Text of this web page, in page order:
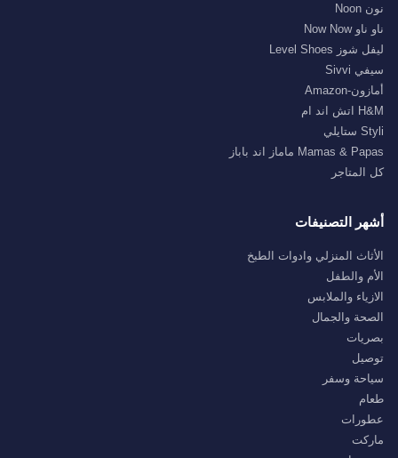
نون Noon
ناو ناو Now Now
ليفل شوز Level Shoes
سيفي Sivvi
أمازون-Amazon
H&M اتش اند ام
Styli ستايلي
Mamas & Papas ماماز اند باباز
كل المتاجر
أشهر التصنيفات
الأثاث المنزلي وادوات الطبخ
الأم والطفل
الازياء والملابس
الصحة والجمال
بصريات
توصيل
سياحة وسفر
طعام
عطورات
ماركت